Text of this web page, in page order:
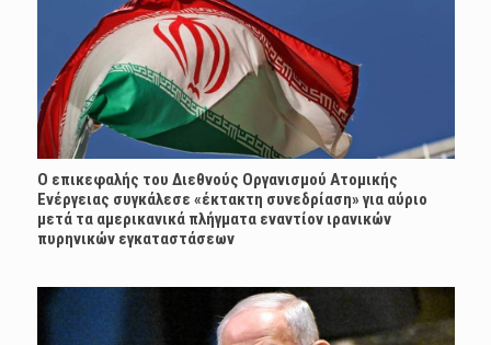
Ο επικεφαλής του Διεθνούς Οργανισμού Ατομικής
Ενέργειας συγκάλεσε «έκτακτη συνεδρίαση» για αύριο
μετά τα αμερικανικά πλήγματα εναντίον ιρανικών
πυρηνικών εγκαταστάσεων